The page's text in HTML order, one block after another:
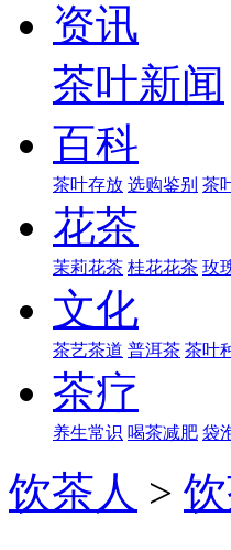
资讯
茶叶新闻
百科
茶叶存放 选购鉴别 茶
花茶
茉莉花茶 桂花花茶 玫
文化
茶艺茶道 普洱茶 茶叶
茶疗
养生常识 喝茶减肥 袋
饮茶人 >